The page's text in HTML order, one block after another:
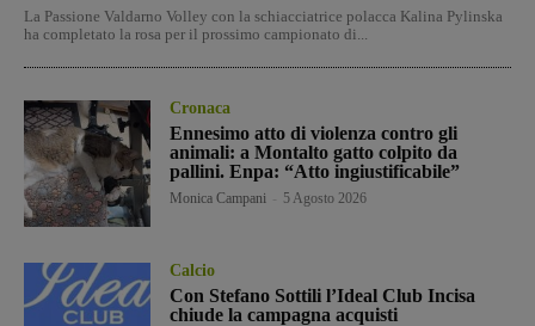
La Passione Valdarno Volley con la schiacciatrice polacca Kalina Pylinska
ha completato la rosa per il prossimo campionato di...
Cronaca
Ennesimo atto di violenza contro gli
animali: a Montalto gatto colpito da
pallini. Enpa: “Atto ingiustificabile”
Monica Campani 5 Agosto 2026
Calcio
Con Stefano Sottili l’Ideal Club Incisa
chiude la campagna acquisti